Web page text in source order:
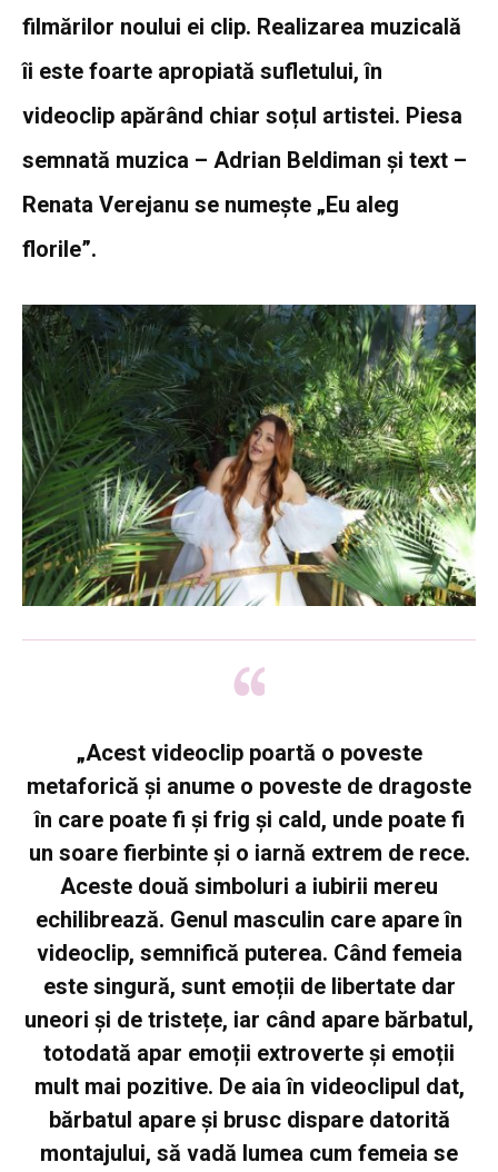
filmărilor noului ei clip. Realizarea muzicală
îi este foarte apropiată sufletului, în
videoclip apărând chiar soțul artistei. Piesa
semnată muzica – Adrian Beldiman și text –
Renata Verejanu se numește „Eu aleg
florile”.
„Acest videoclip poartă o poveste
metaforică și anume o poveste de dragoste
în care poate fi și frig și cald, unde poate fi
un soare fierbinte și o iarnă extrem de rece.
Aceste două simboluri a iubirii mereu
echilibrează. Genul masculin care apare în
videoclip, semnifică puterea. Când femeia
este singură, sunt emoții de libertate dar
uneori și de tristețe, iar când apare bărbatul,
totodată apar emoții extroverte și emoții
mult mai pozitive. De aia în videoclipul dat,
bărbatul apare și brusc dispare datorită
montajului, să vadă lumea cum femeia se